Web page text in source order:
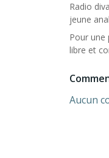
Radio
jeune
Pour une
libre et
Aucun